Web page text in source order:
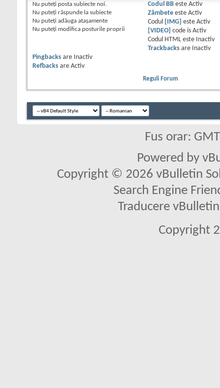
Nu puteţi posta subiecte noi.
Nu puteţi răspunde la subiecte
Nu puteţi adăuga ataşamente
Nu puteţi modifica posturile proprii
Codul BBeste Activ
Zâmbeteeste Activ
Codul
[IMG] este Activ
[VIDEO]
code is Activ
Codul HTML este
Inactiv
Trackbacksare
Inactiv
Pingbacks are
Inactiv
Refbacks are Activ
Reguli Forum
Fus orar:
Powered by
Copyright © 2026 vBulletin
Search Engine
Traducere
Copyright